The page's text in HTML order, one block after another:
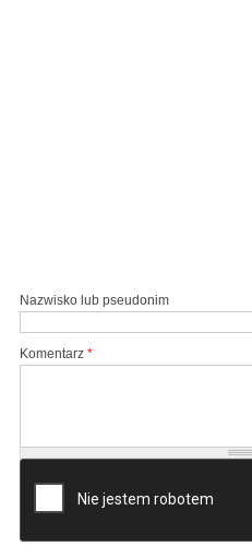
Nazwisko lub pseudonim
Komentarz *